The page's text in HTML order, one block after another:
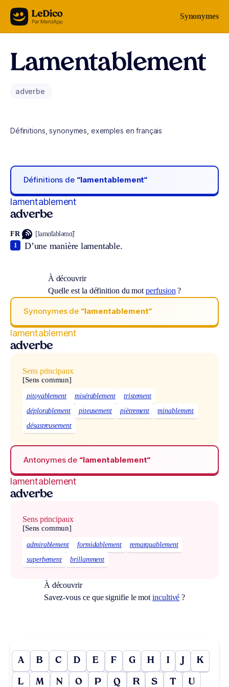
Aller au contenu Synonymes
Lamentablement
adverbe
Définitions, synonymes, exemples en français
Définitions de “lamentablement“
lamentablement
adverbe
FR [lamɑ̃tabləmɑ̃]
D’une manière lamentable.
1
À découvrir
Quelle est la définition du motperfusion ?
Synonymes de “lamentablement“
lamentablement
adverbe
Sens principaux
[Sens commun]
pitoyablement misérablement
tristement
déplorablement
piteusement piètrement
minablement
désastreusement
Antonymes de “lamentablement“
lamentablement
adverbe
Sens principaux
[Sens commun]
admirablement formidablement
remarquablement
superbement
brillamment
À découvrir
Savez-vous ce que signifie le motincultivé ?
A B C D E F G H I J K
L M N O P Q R S T U